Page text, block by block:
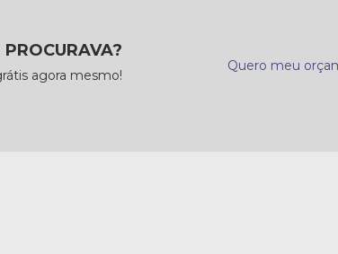
agora mesmo!
Quero meu